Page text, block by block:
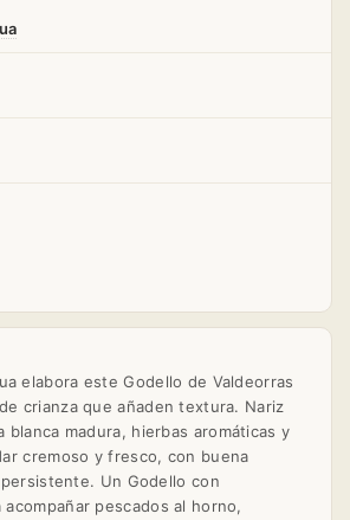
elabora este Godello de Valdeorras
crianza que añaden textura. Nariz
blanca madura, hierbas aromáticas y
cremoso y fresco, con buena
Un Godello con
acompañar pescados al horno,